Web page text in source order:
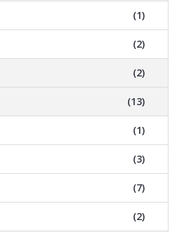
(1)
(2)
(2)
(13)
(1)
(3)
(7)
(2)